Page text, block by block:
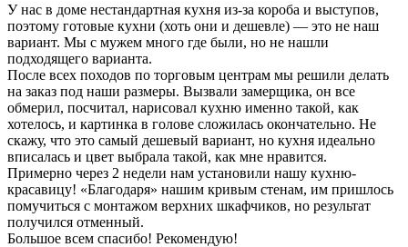
У нас в доме нестандартная кухня из-за короба и выступов,
поэтому готовые кухни (хоть они и дешевле) — это не наш
вариант. Мы с мужем много где были, но не нашли
подходящего варианта.
После всех походов по торговым центрам мы решили делать
на заказ под наши размеры. Вызвали замерщика, он все
обмерил, посчитал, нарисовал кухню именно такой, как
хотелось, и картинка в голове сложилась окончательно. Не
скажу, что это самый дешевый вариант, но кухня идеально
вписалась и цвет выбрала такой, как мне нравится.
Примерно через 2 недели нам установили нашу кухню-
красавицу! «Благодаря» нашим кривым стенам, им пришлось
помучиться с монтажом верхних шкафчиков, но результат
получился отменный.
Большое всем спасибо! Рекомендую!